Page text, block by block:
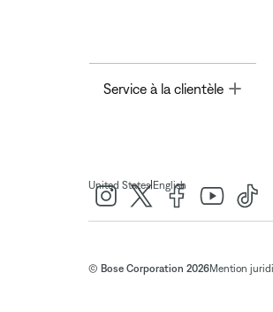
Service à la clientèle Toggle
United States| English
© Bose Corporation 2026Mention